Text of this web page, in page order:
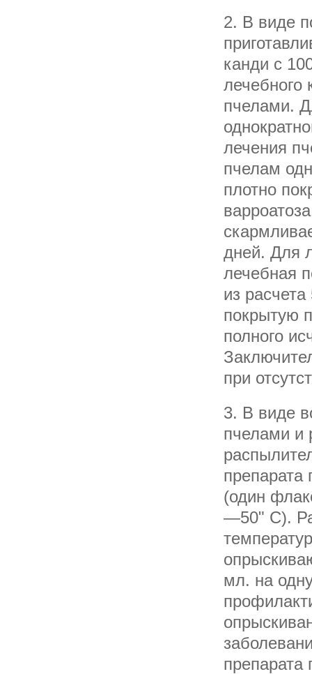
2. В виде
канди с
лечебного
пчелами.
лечения
пчелам
плотно
дней. Для
лечебная
из
покрытую
полного
при
3. В виде
пчелами и
препарата
(один
—50" С).
мл. на
препарата